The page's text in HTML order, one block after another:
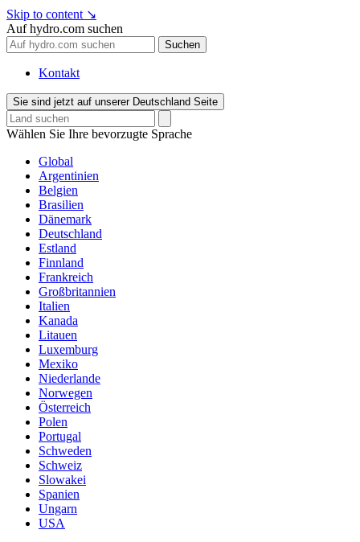
Skip to content ↘
Auf hydro.com suchen
Suchen
Kontakt
Sie sind jetzt auf unserer Deutschland Seite
Wählen Sie Ihre bevorzugte Sprache
Global
Argentinien
Belgien
Brasilien
Dänemark
Deutschland
Estland
Finnland
Frankreich
Großbritannien
Italien
Kanada
Litauen
Luxemburg
Mexiko
Niederlande
Norwegen
Österreich
Polen
Portugal
Schweden
Schweiz
Slowakei
Spanien
Ungarn
USA